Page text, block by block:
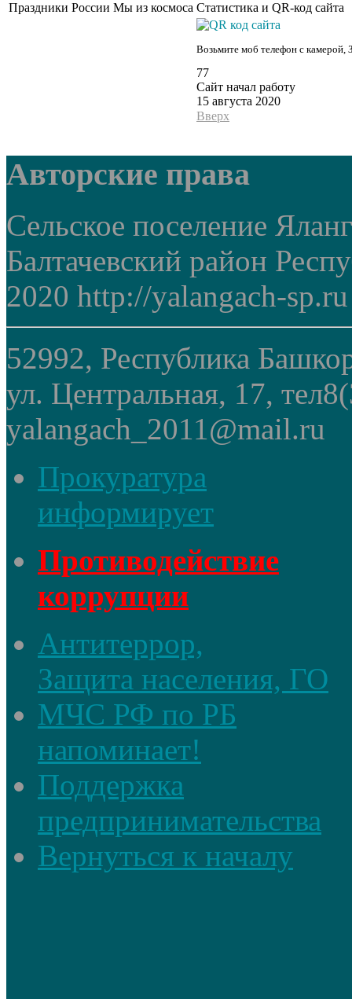
Праздники России Мы из космоса Статистика и QR-код сайта
Возьмите моб телефон с камерой,
77
Сайт начал работу
15 августа 2020
Вверх
Авторские права
Сельское поселение
Балтачевский район
2020 http://yalangach-sp.ru
52992, Республика
ул. Центральная, 17,
yalangach_2011@mail.ru
Прокуратура
информирует
Противодействие
коррупции
Антитеррор,
Защита населения, ГО
МЧС РФ по РБ
напоминает!
Поддержка
предпринимательства
Вернуться к началу